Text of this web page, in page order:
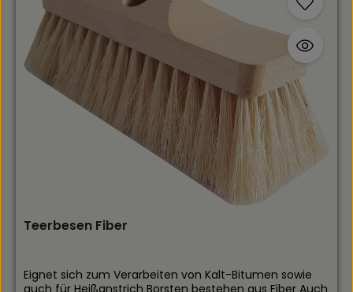
Teerbesen Fiber
Eignet sich zum Verarbeiten von Kalt-Bitumen sowie